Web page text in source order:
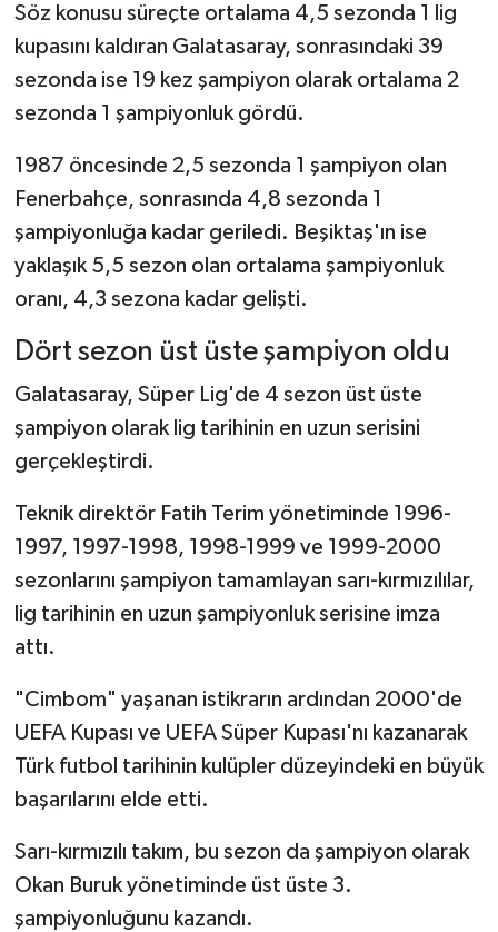
Söz konusu süreçte ortalama 4,5 sezonda 1 lig
kupasını kaldıran Galatasaray, sonrasındaki 39
sezonda ise 19 kez şampiyon olarak ortalama 2
sezonda 1 şampiyonluk gördü.
1987 öncesinde 2,5 sezonda 1 şampiyon olan
Fenerbahçe, sonrasında 4,8 sezonda 1
şampiyonluğa kadar geriledi. Beşiktaş'ın ise
yaklaşık 5,5 sezon olan ortalama şampiyonluk
oranı, 4,3 sezona kadar gelişti.
Dört sezon üst üste şampiyon oldu
Galatasaray, Süper Lig'de 4 sezon üst üste
şampiyon olarak lig tarihinin en uzun serisini
gerçekleştirdi.
Teknik direktör Fatih Terim yönetiminde 1996-
1997, 1997-1998, 1998-1999 ve 1999-2000
sezonlarını şampiyon tamamlayan sarı-kırmızılılar,
lig tarihinin en uzun şampiyonluk serisine imza
attı.
"Cimbom" yaşanan istikrarın ardından 2000'de
UEFA Kupası ve UEFA Süper Kupası'nı kazanarak
Türk futbol tarihinin kulüpler düzeyindeki en büyük
başarılarını elde etti.
Sarı-kırmızılı takım, bu sezon da şampiyon olarak
Okan Buruk yönetiminde üst üste 3.
şampiyonluğunu kazandı.